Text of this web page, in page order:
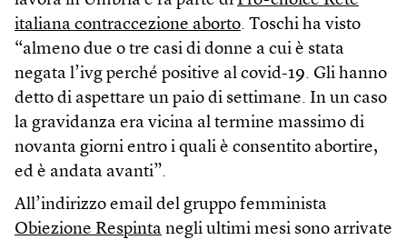
italiana contraccezione aborto. Toschi ha visto
“almeno due o tre casi di donne a cui è stata
negata l’ivg perché positive al covid-19. Gli hanno
detto di aspettare un paio di settimane. In un caso
la gravidanza era vicina al termine massimo di
novanta giorni entro i quali è consentito abortire,
ed è andata avanti”.
All’indirizzo email del gruppo femminista
Obiezione Respinta negli ultimi mesi sono arrivate